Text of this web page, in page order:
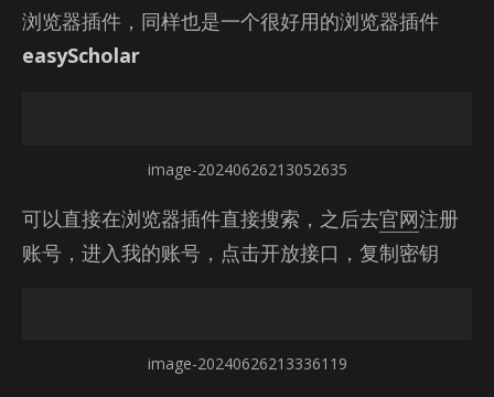
浏览器插件，同样也是一个很好用的浏览器插件
easyScholar
image-20240626213052635
可以直接在浏览器插件直接搜索，之后去官网注册
账号，进入我的账号，点击开放接口，复制密钥
image-20240626213336119